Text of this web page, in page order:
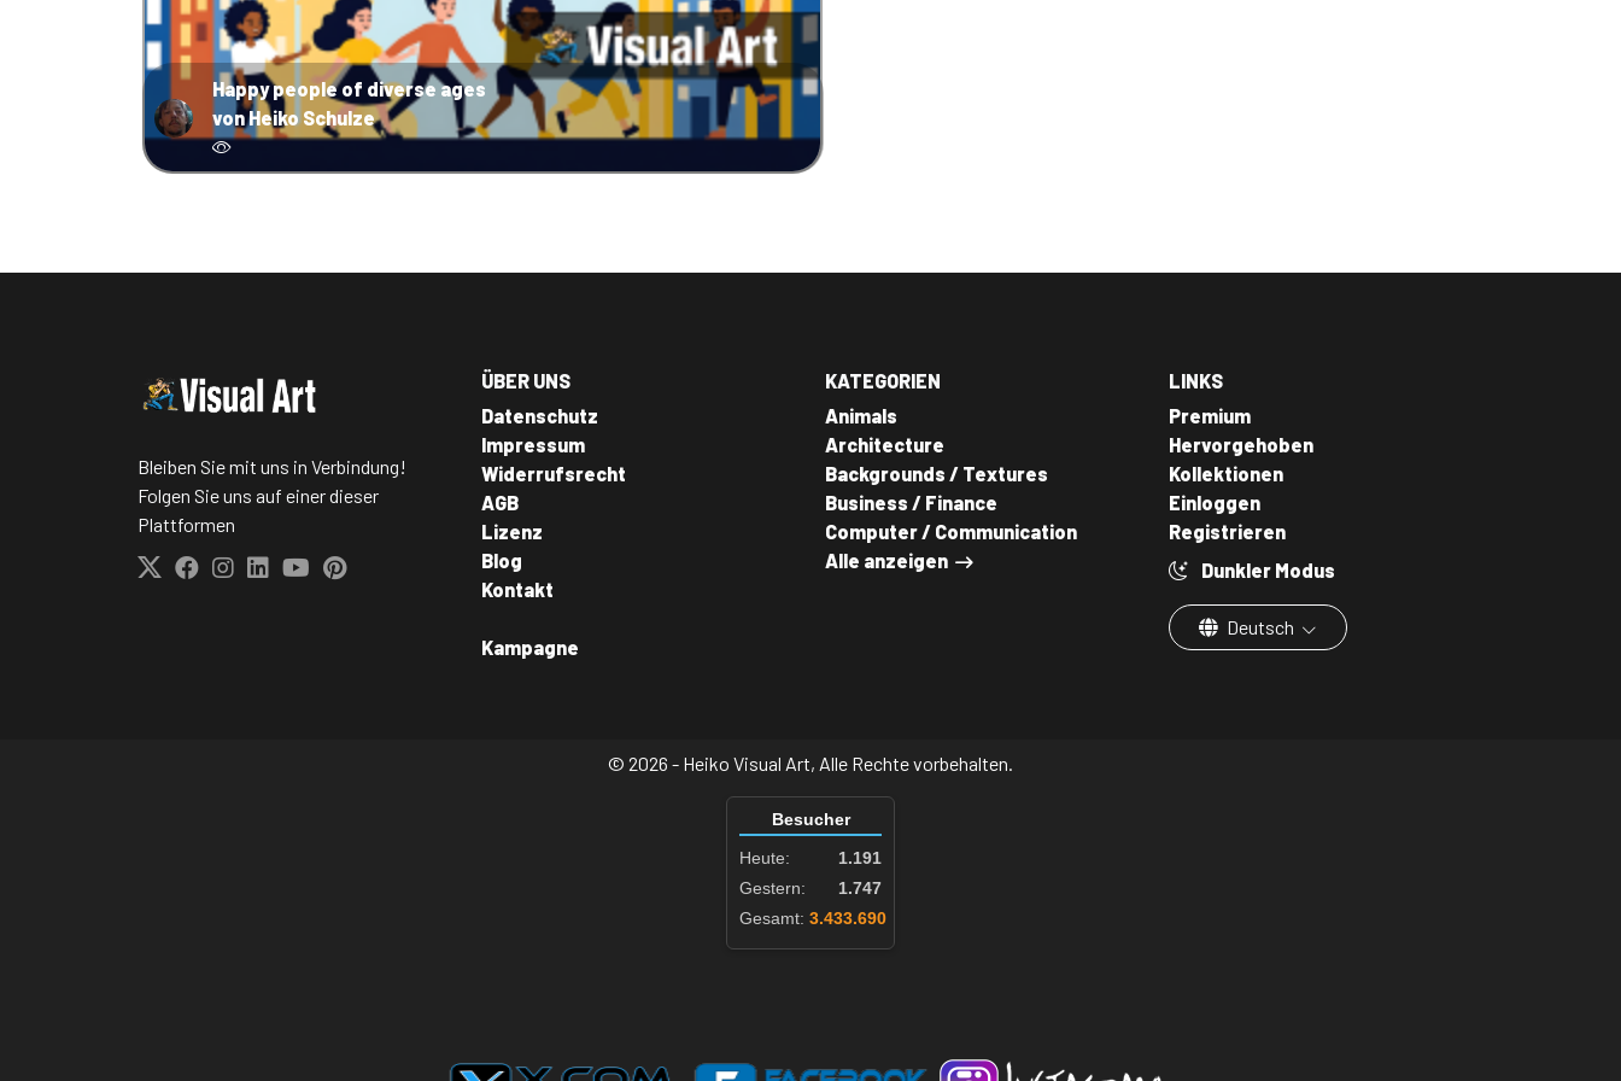
Happy people of diverse ages
von Heiko Schulze
Bleiben Sie mit uns in Verbindung!
Folgen Sie uns auf einer dieser
Plattformen
ÜBER UNS
Datenschutz
Impressum
Widerrufsrecht
AGB
Lizenz
Blog
Kontakt
Kampagne
KATEGORIEN
Animals
Architecture
Backgrounds / Textures
Business / Finance
Computer / Communication
Alle anzeigen
LINKS
Premium
Hervorgehoben
Kollektionen
Einloggen
Registrieren
Dunkler Modus
Deutsch
© 2026 - Heiko Visual Art, Alle Rechte vorbehalten.
Besucher
Heute:
1.191
Gestern:
1.747
Gesamt: 3.433.690